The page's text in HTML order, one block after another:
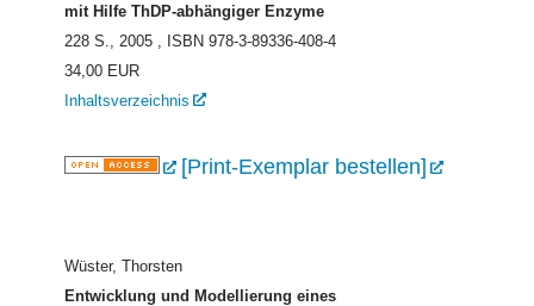
mit Hilfe ThDP-abhängiger Enzyme
228 S., 2005
, ISBN 978-3-89336-408-4
34,00 EUR
Inhaltsverzeichnis
[Print-Exemplar bestellen]
Wüster, Thorsten
Entwicklung und Modellierung eines